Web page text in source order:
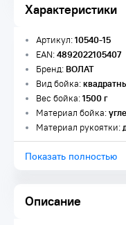
Характеристики
Описание
Артикул:10540-15
EAN:4892022105407
Бренд:ВОЛАТ
Вид бойка:
Вес бойка:1500 г
Материал бойка:
Материал рукоятки:
Показать полностью